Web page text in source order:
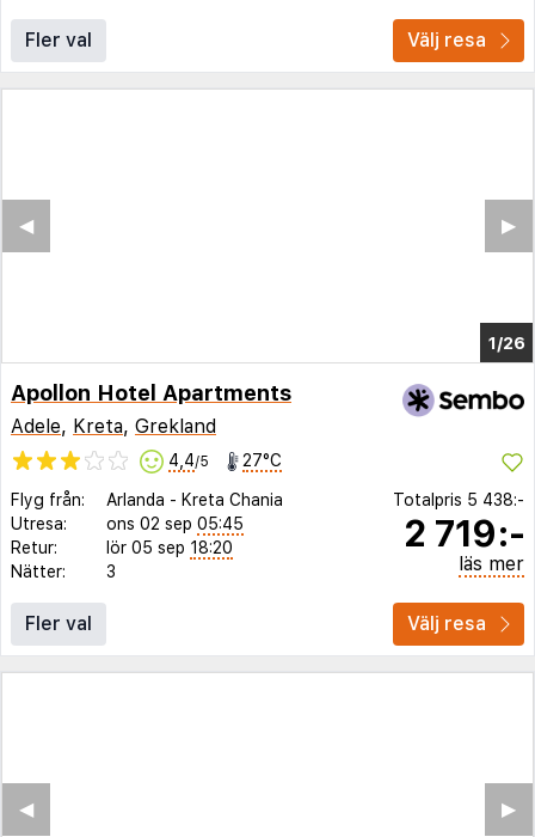
Fler val Välj resa
1/18
▶︎
◀︎
Apollon Hotel Apartments
Adele, Kreta, Grekland
4,4/5 27°C
Flyg från: Arlanda - Kreta Chania
Utresa:
ons 02 sep 05:45
Retur:
lör 05 sep 18:20
Nätter:
3
Totalpris 5 438:-
2 719:-
läs mer
Fler val Välj resa